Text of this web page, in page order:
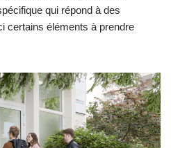
qui répond à des
certains éléments à prendre